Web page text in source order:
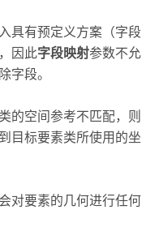
具有预定义方案（字段
因此字段映射参数不允
字段。
的空间参考不匹配，则
目标要素类所使用的坐
对要素的几何进行任何